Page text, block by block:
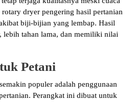
dryer pengering hasil pertanian
biji-bijian yang lembap. Hasil
lebih tahan lama, dan memiliki nilai
Petani
populer adalah penggunaan
Perangkat ini dibuat untuk